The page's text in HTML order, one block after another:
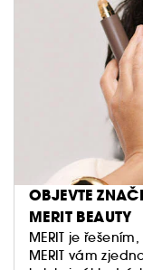
OBJEVTE
MERIT BEAUTY
MERIT je
MERIT vám